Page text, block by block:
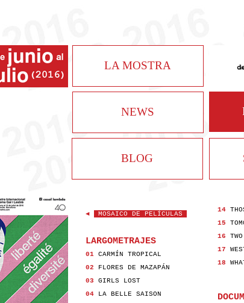
LA MOSTRA
NEWS
BLOG
14
15
16
17
18
◄ MOSAICO DE PELÍCULAS
LARGOMETRAJES
01 CARMÍN TROPICAL
02
FLORES DE MAZAPÁN
03 GIRLS LOST
04
LA BELLE SAISON